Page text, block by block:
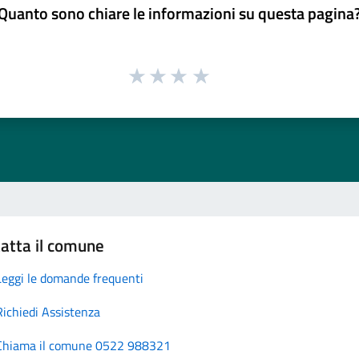
sono chiare le informazioni su questa
il comune
le domande frequenti
Assistenza
il comune 0522 988321